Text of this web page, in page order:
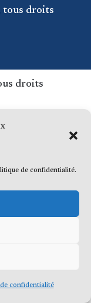
de confidentialité.
confidentialité
tous droits
droits